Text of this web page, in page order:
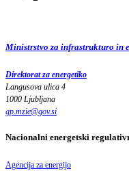
Ministrstvo za infrastrukturo in
Direktorat za energetiko
Langusova ulica 4
1000 Ljubljana
gp.mzie@gov.si
Nacionalni energetski
Agencija za energijo